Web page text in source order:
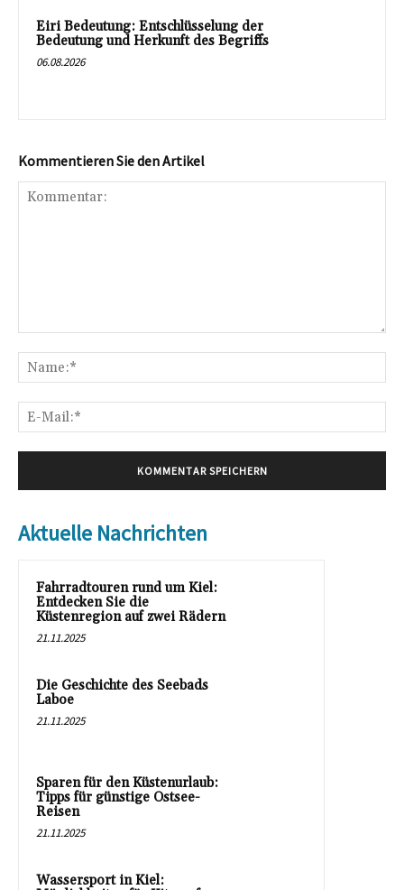
Eiri Bedeutung: Entschlüsselung der
Bedeutung und Herkunft des Begriffs
06.08.2026
Kommentieren Sie den Artikel
Aktuelle Nachrichten
Fahrradtouren rund um Kiel:
Entdecken Sie die
Küstenregion auf zwei Rädern
21.11.2025
Die Geschichte des Seebads
Laboe
21.11.2025
Sparen für den Küstenurlaub:
Tipps für günstige Ostsee-
Reisen
21.11.2025
Wassersport in Kiel: